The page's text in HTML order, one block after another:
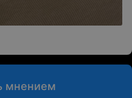
мнением